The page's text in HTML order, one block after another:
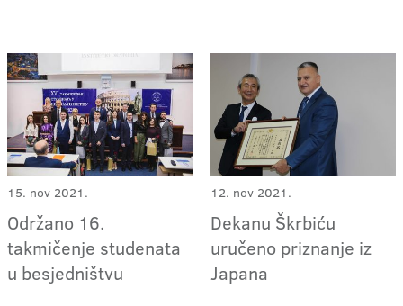
15. nov 2021.
Održano 16.
takmičenje studenata
u besjedništvu
12. nov 2021.
Dekanu Škrbiću
uručeno priznanje iz
Japana